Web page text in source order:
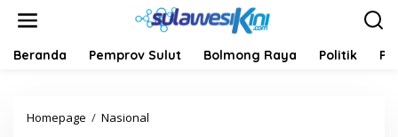
Beranda Pemprov Sulut Bolmong Raya Politik
Homepage / Nasional